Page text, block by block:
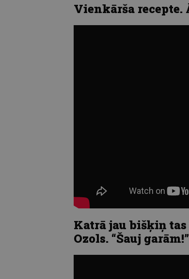
Vienkārša recepte.
Katrā jau bišķiņ
Ozols. “Šauj